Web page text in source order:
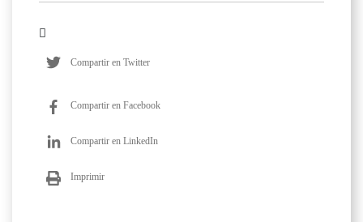
Compartir en Twitter
Compartir en Facebook
Compartir en LinkedIn
Imprimir